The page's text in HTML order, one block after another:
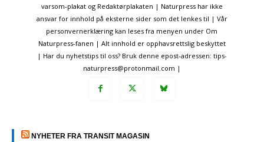
varsom-plakat og Redaktørplakaten | Naturpress har ikke
ansvar for innhold på eksterne sider som det lenkes til | Vår
personvernerklæring kan leses fra menyen under Om
Naturpress-fanen | Alt innhold er opphavsrettslig beskyttet
| Har du nyhetstips til oss? Bruk denne epost-adressen: tips-
naturpress@protonmail.com |
NYHETER FRA TRANSIT MAGASIN